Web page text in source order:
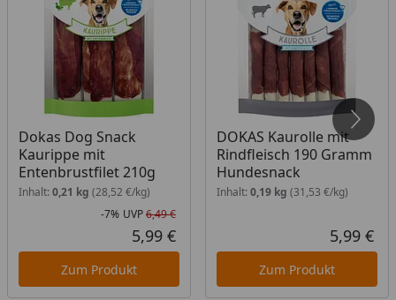
Dokas Dog Snack
Kaurippe mit
Entenbrustfilet 210g
Inhalt: 0,21 kg (28,52 €/kg)
Rabatt in Prozent
-7%
Ursprünglicher Preis
UVP6,49 €
Aktueller Preis
5,99 €
Zum Produkt
DOKAS Kaurolle mit
Rindfleisch 190 Gramm
Hundesnack
Inhalt: 0,19 kg (31,53 €/kg)
5,99 €
Zum Produkt